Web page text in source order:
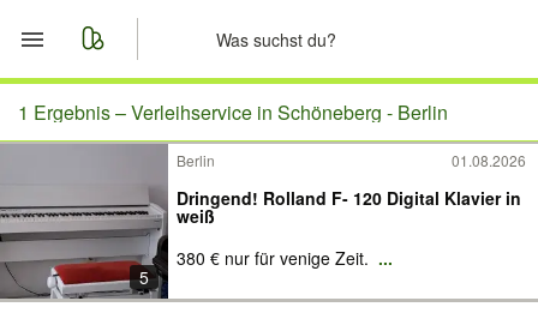
Start
Nachrichten
Anzeige aufgeben
1 Ergebnis –Verleihservice in Schöneberg - Berlin
5
Berlin 01.08.2026
Dringend! Rolland F- 120 Digital Klavier in
weiß
380 € nur für venige Zeit. ...